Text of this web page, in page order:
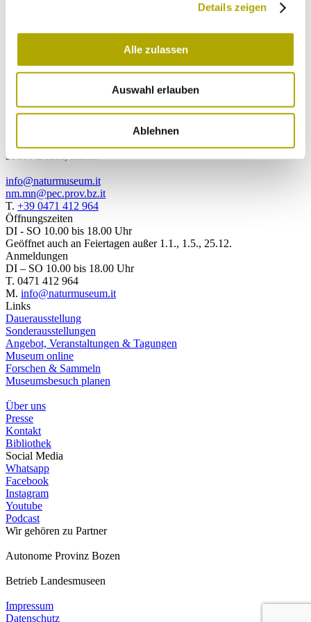
Details zeigen
Alle zulassen
Auswahl erlauben
Ablehnen
und verstanden und stimme der Verarbeitung
Kontakt
Bindergasse 1
39100 Bozen, Italien
info@naturmuseum.it
nm.mn@pec.prov.bz.it
T. +39 0471 412 964
Öffnungszeiten
DI - SO 10.00 bis 18.00 Uhr
Geöffnet auch an Feiertagen außer 1.1., 1.5., 25.12.
Anmeldungen
DI – SO 10.00 bis 18.00 Uhr
T. 0471 412 964
M. info@naturmuseum.it
Links
Dauerausstellung
Sonderausstellungen
Angebot, Veranstaltungen & Tagungen
Museum online
Forschen & Sammeln
Museumsbesuch planen
Über uns
Presse
Kontakt
Bibliothek
Social Media
Whatsapp
Facebook
Instagram
Youtube
Podcast
Wir gehören zu Partner
Autonome Provinz Bozen
Betrieb Landesmuseen
Impressum
Datenschutz